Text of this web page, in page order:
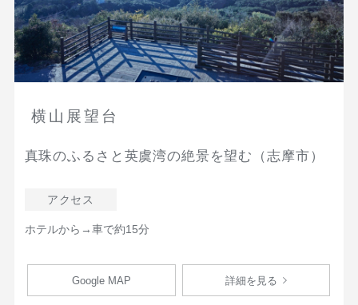
横山展望台
真珠のふるさと英虞湾の絶景を望む（志摩市）
アクセス
ホテルから→車で約15分
Google MAP 詳細を見る